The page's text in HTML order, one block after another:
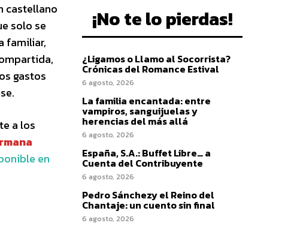
castellano
solo se
familiar,
gastos
a los
en
¡No te lo pierdas!
¿Ligamos o Llamo al Socorrista?
Crónicas del Romance Estival
6 agosto, 2026
La familia encantada: entre
vampiros, sanguijuelas y
herencias del más allá
6 agosto, 2026
España, S.A.: Buffet Libre… a
Cuenta del Contribuyente
6 agosto, 2026
Pedro Sánchezy el Reino del
Chantaje: un cuento sin final
6 agosto, 2026